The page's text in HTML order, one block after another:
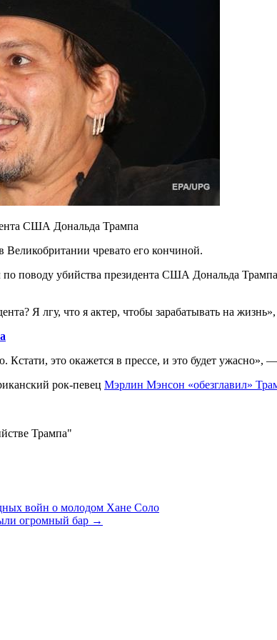
США Дональда Трампа
чревато его кончиной.
поводу убийства президента США Дональда
Я лгу, что я актер, чтобы зарабатывать на
это окажется в прессе, и это будет ужасно»,
рок-певец Мэрлин Мэнсон «обезглавил»
Трампа"
войн о молодом Хане Соло
огромный бар →